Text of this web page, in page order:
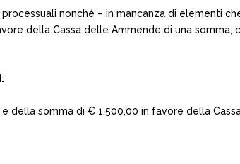
nonché – in mancanza di elementi
della Cassa delle Ammende di una somma,
della somma di € 1.500,00 in favore della